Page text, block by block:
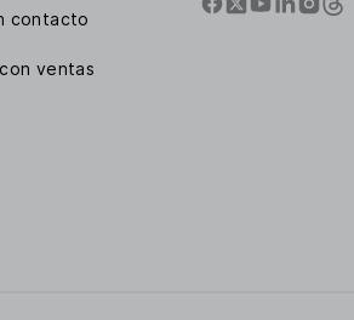
contacto
ventas